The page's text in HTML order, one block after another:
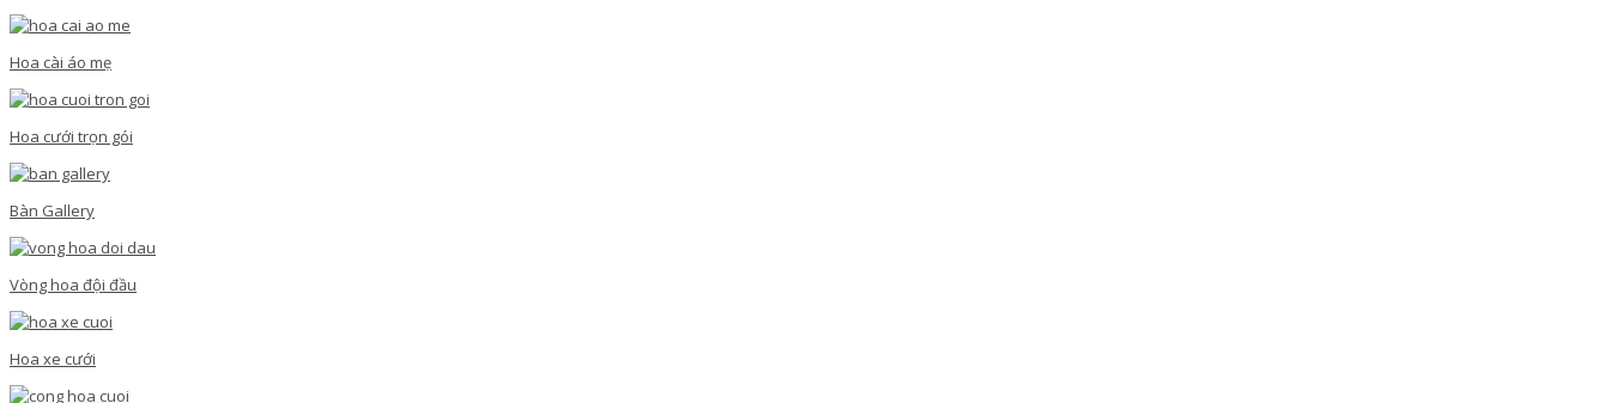
Hoa cài áo mẹ
Hoa cưới trọn gói
Bàn Gallery
Vòng hoa đội đầu
Hoa xe cưới